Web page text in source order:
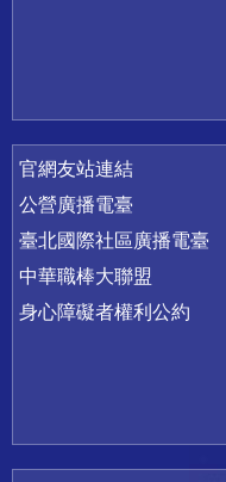
官網友站連結
公營廣播電臺
臺北國際社區廣播電臺
中華職棒大聯盟
身心障礙者權利公約